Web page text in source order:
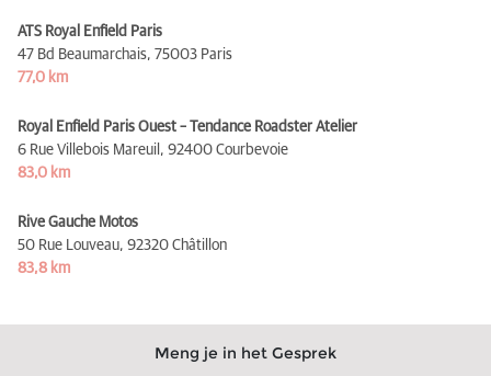
ATS Royal Enfield Paris
47 Bd Beaumarchais, 75003 Paris
77,0 km
Royal Enfield Paris Ouest – Tendance Roadster Atelier
6 Rue Villebois Mareuil, 92400 Courbevoie
83,0 km
Rive Gauche Motos
50 Rue Louveau, 92320 Châtillon
83,8 km
Meng je in het Gesprek